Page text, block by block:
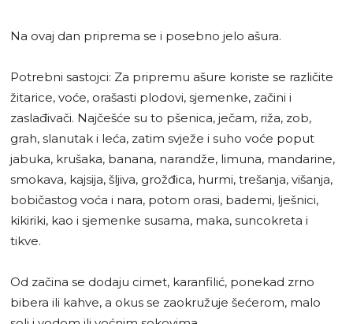
Na ovaj dan priprema se i posebno jelo ašura.
Potrebni sastojci: Za pripremu ašure koriste se različite
žitarice, voće, orašasti plodovi, sjemenke, začini i
zaslađivači. Najčešće su to pšenica, ječam, riža, zob,
grah, slanutak i leća, zatim svježe i suho voće poput
jabuka, krušaka, banana, narandže, limuna, mandarine,
smokava, kajsija, šljiva, grožđica, hurmi, trešanja, višanja,
bobičastog voća i nara, potom orasi, bademi, lješnici,
kikiriki, kao i sjemenke susama, maka, suncokreta i
tikve.
Od začina se dodaju cimet, karanfilić, ponekad zrno
bibera ili kahve, a okus se zaokružuje šećerom, malo